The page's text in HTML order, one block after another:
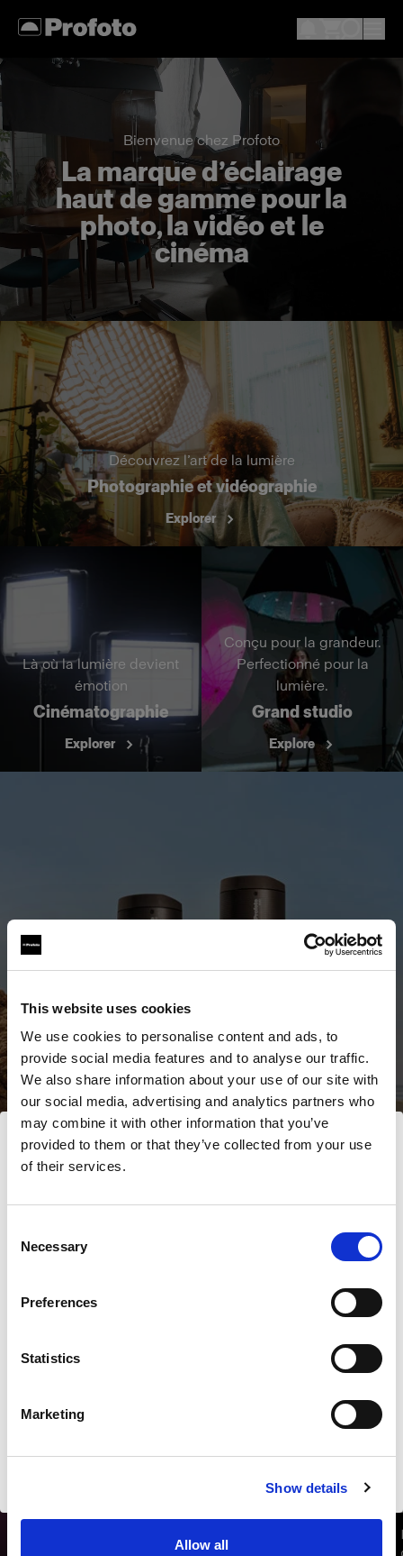
This website uses cookies
We use cookies to personalise content and ads, to
provide social media features and to analyse our traffic.
We also share information about your use of our site with
our social media, advertising and analytics partners who
may combine it with other information that you’ve
provided to them or that they’ve collected from your use
of their services.
Selection
Necessary
Preferences
Statistics
Marketing
Show details
Allow all
Slovenia
Langue
Bienvenue chez Profoto
La marque d’éclairage
haut de gamme pour la
photo, la vidéo et le
cinéma
Découvrez l’art de la lumière
Photographie et vidéographie
Explorer
Là où la lumière devient
émotion
Cinématographie
Explorer
Conçu pour la grandeur.
Perfectionné pour la
lumière.
Grand studio
Explore
Voir tous les produits